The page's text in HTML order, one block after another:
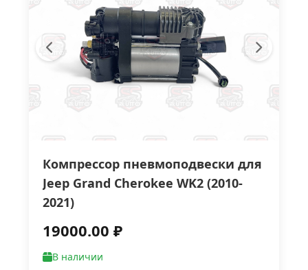
Компрессор пневмоподвески для
Jeep Grand Cherokee WK2 (2010-
2021)
19000.00 ₽
В наличии